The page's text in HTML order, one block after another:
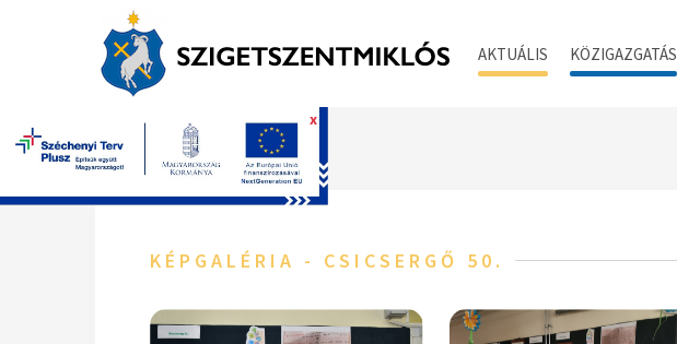
AKTUÁLIS KÖZIGAZGATÁS
x
Főoldal
KÉPGALÉRIA - CSICSERGŐ 50.